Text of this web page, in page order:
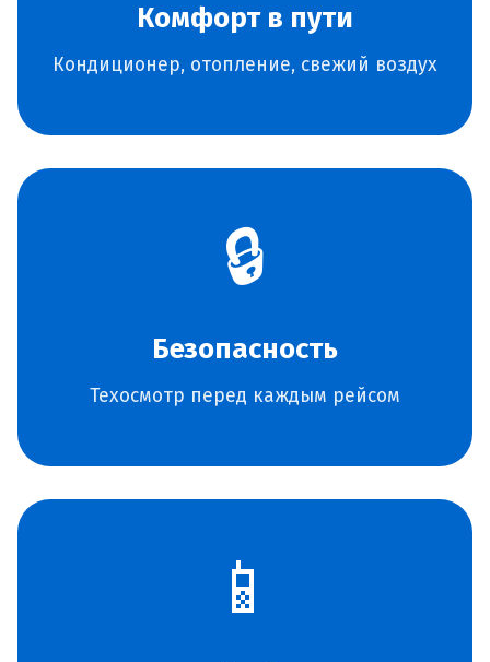
Комфорт в пути
Кондиционер, отопление, свежий воздух
🔒
Безопасность
Техосмотр перед каждым рейсом
📱